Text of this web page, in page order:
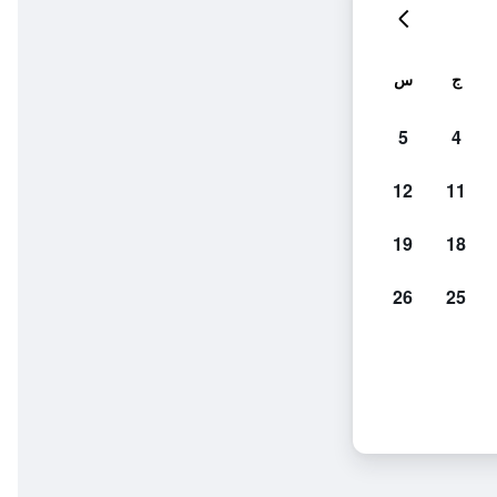
ج س
4
5
11
12
18
19
25
26